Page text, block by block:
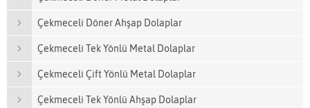
Çekmeceli Döner Ahşap Dolaplar
Çekmeceli Tek Yönlü Metal Dolaplar
Çekmeceli Çift Yönlü Metal Dolaplar
Çekmeceli Tek Yönlü Ahşap Dolaplar